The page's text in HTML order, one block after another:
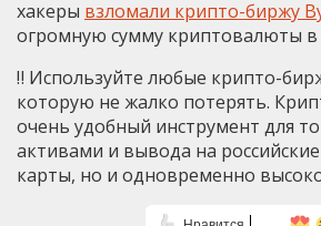
хакеры взломали крипто-биржу
огромную сумму криптовалюты в
‼️ Используйте любые крипто-
которую не жалко потерять.
очень удобный инструмент для
активами и вывода на
карты, но и одновременно